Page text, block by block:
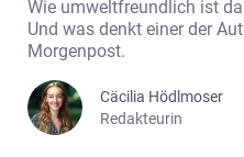
Wie umweltfreundlich ist
Und was denkt einer der
Morgenpost.
Cäcilia Hödlmoser
Redakteurin